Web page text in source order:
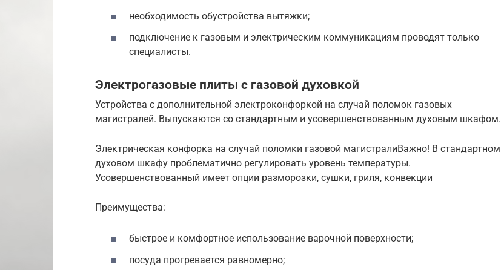
необходимость обустройства вытяжки;
подключение к газовым и электрическим коммуникациям проводят только
специалисты.
Электрогазовые плиты с газовой духовкой
Устройства с дополнительной электроконфоркой на случай поломок газовых
магистралей. Выпускаются со стандартным и усовершенствованным духовым шкафом.
Электрическая конфорка на случай поломки газовой магистралиВажно! В стандартном
духовом шкафу проблематично регулировать уровень температуры.
Усовершенствованный имеет опции разморозки, сушки, гриля, конвекции
Преимущества:
быстрое и комфортное использование варочной поверхности;
посуда прогревается равномерно;